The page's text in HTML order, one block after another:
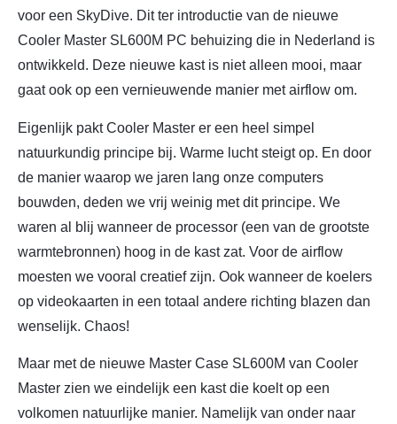
voor een SkyDive. Dit ter introductie van de nieuwe
Cooler Master SL600M PC behuizing die in Nederland is
ontwikkeld. Deze nieuwe kast is niet alleen mooi, maar
gaat ook op een vernieuwende manier met airflow om.
Eigenlijk pakt Cooler Master er een heel simpel
natuurkundig principe bij. Warme lucht steigt op. En door
de manier waarop we jaren lang onze computers
bouwden, deden we vrij weinig met dit principe. We
waren al blij wanneer de processor (een van de grootste
warmtebronnen) hoog in de kast zat. Voor de airflow
moesten we vooral creatief zijn. Ook wanneer de koelers
op videokaarten in een totaal andere richting blazen dan
wenselijk. Chaos!
Maar met de nieuwe Master Case SL600M van Cooler
Master zien we eindelijk een kast die koelt op een
volkomen natuurlijke manier. Namelijk van onder naar